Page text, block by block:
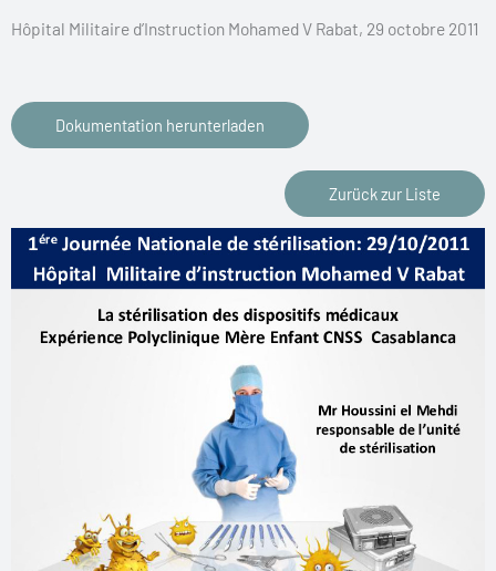
Hôpital Militaire d’Instruction Mohamed V Rabat, 29 octobre 2011
Dokumentation herunterladen
Zurück zur Liste